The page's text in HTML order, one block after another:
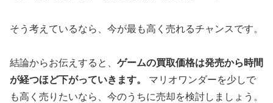
そう考えているなら、今が最も高く売れるチャンスです。
結論からお伝えすると、 ゲームの買取価格は発売から時間
が経つほど下がっていきます。
マリオワンダーを少しで
も高く売りたいなら、今のうちに売却を検討しましょう。